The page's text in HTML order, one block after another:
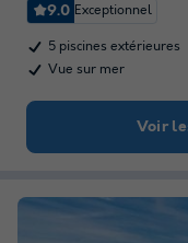
9.0 Exceptionnel
5 piscines extérieures
Vue sur mer
Voir